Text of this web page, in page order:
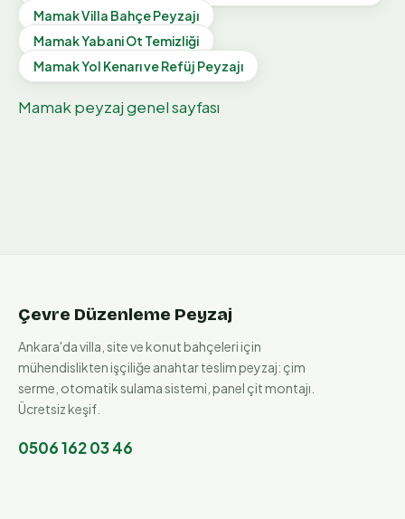
MamakVilla Bahçe Peyzajı
MamakYabani Ot Temizliği
MamakYol Kenarı ve Refüj Peyzajı
Mamak peyzaj genel sayfası
Çevre Düzenleme Peyzaj
Ankara'da villa, site ve konut bahçeleri için
mühendislikten işçiliğe anahtar teslim peyzaj: çim
serme, otomatik sulama sistemi, panel çit montajı.
Ücretsiz keşif.
0506 162 03 46